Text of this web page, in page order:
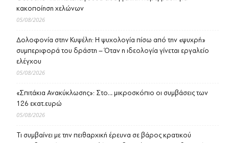
κακοποίηση χελώνων
05/08/2026
Δολοφονία στην Κυψέλη: Η ψυχολογία πίσω από την «ψυχρή»
συμπεριφορά του δράστη – Όταν η ιδεολογία γίνεται εργαλείο
ελέγχου
05/08/2026
«Σπιτάκια Ανακύκλωσης»: Στο… μικροσκόπιο οι συμβάσεις των
126 εκατ.ευρώ
05/08/2026
Τι συμβαίνει με την πειθαρχική έρευνα σε βάρος κρατικού